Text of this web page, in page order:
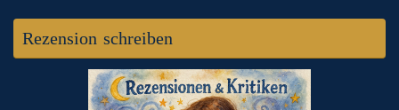
Rezension schreiben